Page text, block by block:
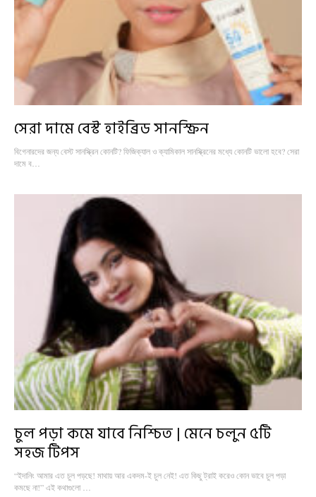
সেরা দামে বেস্ট হাইব্রিড সানস্ক্রিন
বিগেনারদের জন্য বেস্ট সানস্ক্রিন কোনটি? ফিজিক্যাল ও ক্যামিকাল সানস্ক্রিনের মধ্যে কোনটি ভালো হবে? সেরা
দামে ব…
চুল পড়া কমে যাবে নিশ্চিত | মেনে চলুন ৫টি
সহজ টিপস
“ইদানিং আমার এত চুল পড়ছে! মাথায় আর একদম-ই চুল নেই! এত কিছু ট্রাই করেও কোন ভাবে চুল পড়া
কমছে না!” এই কথাগুলো …